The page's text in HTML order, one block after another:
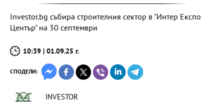
Investor.bg събира строителния сектор в "Интер Експо
Център" на 30 септември
10:39 | 01.09.25 г.
СПОДЕЛИ:
INVESTOR